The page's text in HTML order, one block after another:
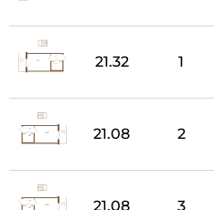
21.32 1
21.08 2
21.08 3